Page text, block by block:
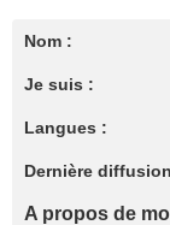
Nom :
Je suis :
Langues :
Dernière
A propos de